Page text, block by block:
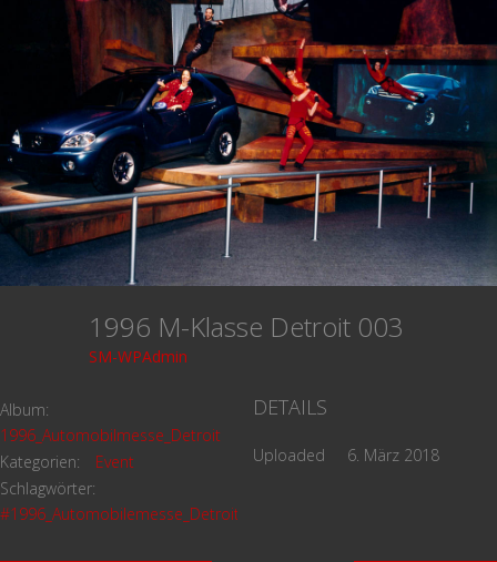
1996 M-Klasse Detroit 003
SM-WPAdmin
Album:
1996_Automobilmesse_Detroit
Kategorien:
Event
Schlagwörter:
#1996_Automobilemesse_Detroit
DETAILS
Uploaded 6. März 2018